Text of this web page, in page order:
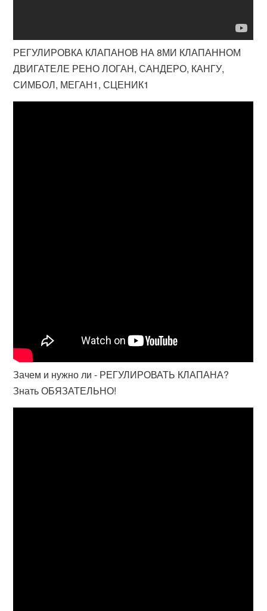
РЕГУЛИРОВКА КЛАПАНОВ НА 8МИ КЛАПАННОМ
ДВИГАТЕЛЕ РЕНО ЛОГАН, САНДЕРО, КАНГУ,
СИМБОЛ, МЕГАН1, СЦЕНИК1
Зачем и нужно ли - РЕГУЛИРОВАТЬ КЛАПАНА?
Знать ОБЯЗАТЕЛЬНО!